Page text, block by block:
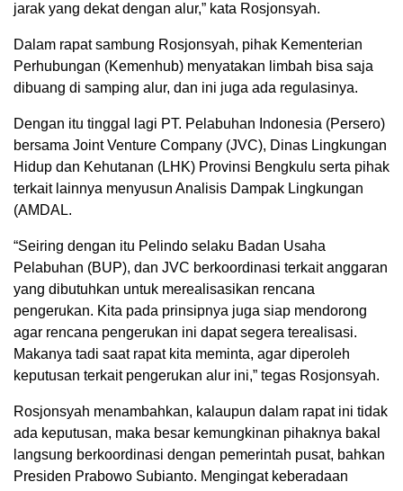
jarak yang dekat dengan alur,” kata Rosjonsyah.
Dalam rapat sambung Rosjonsyah, pihak Kementerian
Perhubungan (Kemenhub) menyatakan limbah bisa saja
dibuang di samping alur, dan ini juga ada regulasinya.
Dengan itu tinggal lagi PT. Pelabuhan Indonesia (Persero)
bersama Joint Venture Company (JVC), Dinas Lingkungan
Hidup dan Kehutanan (LHK) Provinsi Bengkulu serta pihak
terkait lainnya menyusun Analisis Dampak Lingkungan
(AMDAL.
“Seiring dengan itu Pelindo selaku Badan Usaha
Pelabuhan (BUP), dan JVC berkoordinasi terkait anggaran
yang dibutuhkan untuk merealisasikan rencana
pengerukan. Kita pada prinsipnya juga siap mendorong
agar rencana pengerukan ini dapat segera terealisasi.
Makanya tadi saat rapat kita meminta, agar diperoleh
keputusan terkait pengerukan alur ini,” tegas Rosjonsyah.
Rosjonsyah menambahkan, kalaupun dalam rapat ini tidak
ada keputusan, maka besar kemungkinan pihaknya bakal
langsung berkoordinasi dengan pemerintah pusat, bahkan
Presiden Prabowo Subianto. Mengingat keberadaan